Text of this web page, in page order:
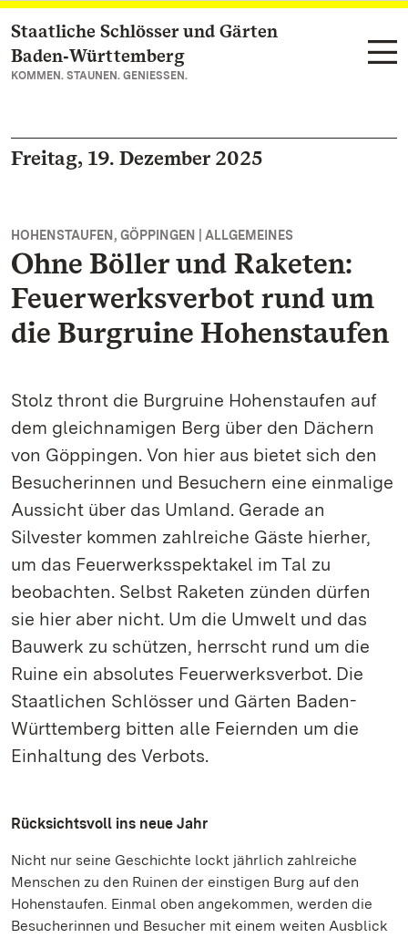
Zum Hauptinhalt springen
Staatliche Schlösser und Gärten
Baden‑Württemberg
KOMMEN. STAUNEN. GENIESSEN.
Freitag, 19. Dezember 2025
HOHENSTAUFEN, GÖPPINGEN | ALLGEMEINES
Ohne Böller und Raketen:
Feuerwerksverbot rund um
die Burgruine Hohenstaufen
Stolz thront die Burgruine Hohenstaufen auf
dem gleichnamigen Berg über den Dächern
von Göppingen. Von hier aus bietet sich den
Besucherinnen und Besuchern eine einmalige
Aussicht über das Umland. Gerade an
Silvester kommen zahlreiche Gäste hierher,
um das Feuerwerksspektakel im Tal zu
beobachten. Selbst Raketen zünden dürfen
sie hier aber nicht. Um die Umwelt und das
Bauwerk zu schützen, herrscht rund um die
Ruine ein absolutes Feuerwerksverbot. Die
Staatlichen Schlösser und Gärten Baden-
Württemberg bitten alle Feiernden um die
Einhaltung des Verbots.
Rücksichtsvoll ins neue Jahr
Nicht nur seine Geschichte lockt jährlich zahlreiche
Menschen zu den Ruinen der einstigen Burg auf den
Hohenstaufen. Einmal oben angekommen, werden die
Besucherinnen und Besucher mit einem weiten Ausblick